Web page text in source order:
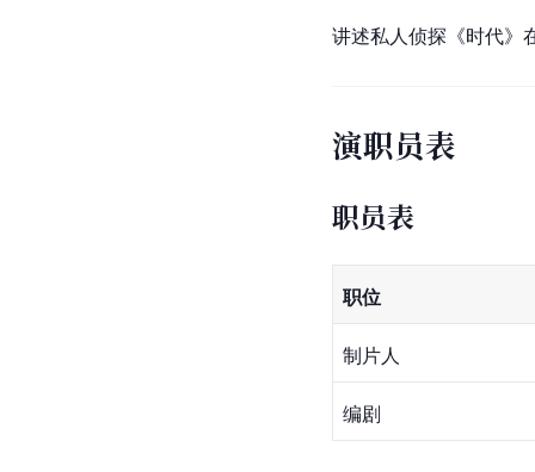
讲述私人侦探《时代》
演职员表
职员表
职位
制片人
编剧